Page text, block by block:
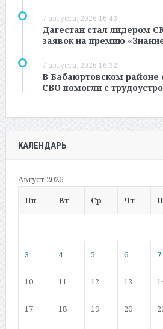
7 августа, 2026 16:43
Дагестан стал лидером
заявок на премию
7 августа, 2026 16:32
В Бабаюртовском районе
СВО помогли с
КАЛЕНДАРЬ
Август 2026
Пн
Вт Ср Чт
3 4 5 6 7
10 11 12 13
17 18 19 20